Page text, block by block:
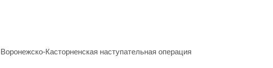
Воронежско-Касторненская наступательная операция